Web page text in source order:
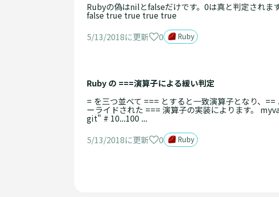
Rubyの偽はnilとfalseだけです。0は真と判定され
false true true true true
5/13/2018に更新
0 Ruby
Ruby の ===演算子による緩い判定
= を三つ並べて === とすると一致演算子となり、
ーライドされた === 演算子の実装によります。
git" # 10...100 ...
5/13/2018に更新
0 Ruby